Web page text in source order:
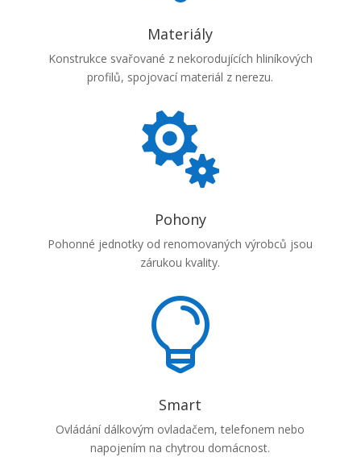
Materiály
Konstrukce svařované z nekorodujících hliníkových
profilů, spojovací materiál z nerezu.

Pohony
Pohonné jednotky od renomovaných výrobců jsou
zárukou kvality.

Smart
Ovládání dálkovým ovladačem, telefonem nebo
napojením na chytrou domácnost.